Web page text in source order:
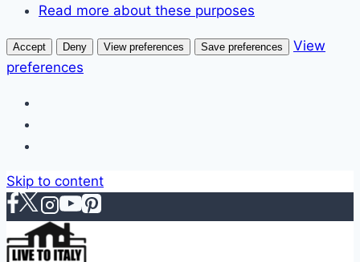
Read more about these purposes
Accept Deny View preferences Save preferences
View
preferences
Skip to content